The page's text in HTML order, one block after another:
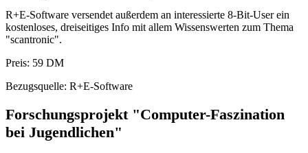
R+E-Software versendet außerdem an interessierte 8-Bit-User ein
kostenloses, dreiseitiges Info mit allem Wissenswerten zum Thema
"scantronic".
Preis: 59 DM
Bezugsquelle: R+E-Software
Forschungsprojekt "Computer-Faszination
bei Jugendlichen"